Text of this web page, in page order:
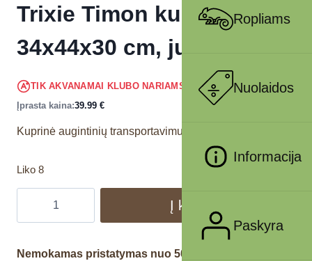
Ropliams
Nuolaidos
Informacija
Paskyra
Trixie Timon kuprinė,
34x44x30 cm, juoda-pilka
TIK AKVANAMAI KLUBO NARIAMS 37.99€
Įprasta kaina:39.99 €
Kuprinė augintinių transportavimui.
Liko 8
Į krepšelį
Nemokamas pristatymas nuo 50€